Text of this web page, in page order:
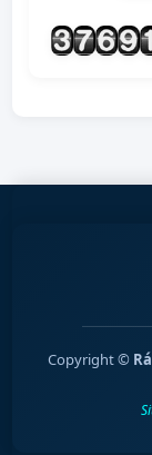
Copyright ©